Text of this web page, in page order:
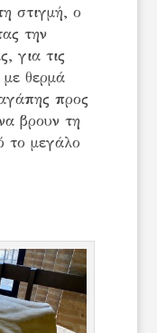
στιγμή, ο
την
για τις
θερμά
προς
βρουν τη
το μεγάλο